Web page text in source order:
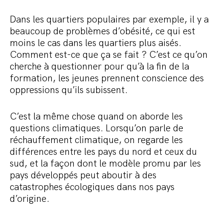
Dans les quartiers populaires par exemple, il y a
beaucoup de problèmes d’obésité, ce qui est
moins le cas dans les quartiers plus aisés.
Comment est-ce que ça se fait ? C’est ce qu’on
cherche à questionner pour qu’à la fin de la
formation, les jeunes prennent conscience des
oppressions qu’ils subissent.
C’est la même chose quand on aborde les
questions climatiques. Lorsqu’on parle de
réchauffement climatique, on regarde les
différences entre les pays du nord et ceux du
sud, et la façon dont le modèle promu par les
pays développés peut aboutir à des
catastrophes écologiques dans nos pays
d’origine.